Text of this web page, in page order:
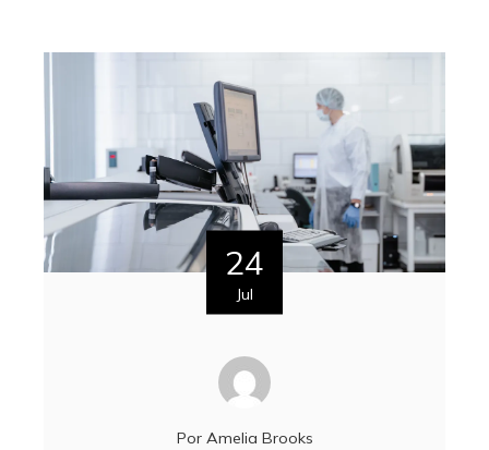
24
Jul
Por Amelia Brooks